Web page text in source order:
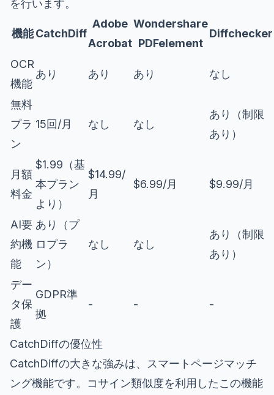
を行います。
機能 CatchDiff
Adobe
Acrobat
Wondershare
PDFelement
Diffchecker
OCR
機能
あり あり あり なし
無料
プラ
ン
15回/月 なし なし
あり（制限
あり）
月額
料金
$1.99（基
本プラン
より）
$14.99/
月
$6.99/月 $9.99/月
AI要
約機
能
あり（プ
ロプラ
ン）
なし なし
あり（制限
あり）
デー
タ保
護
GDPR準
拠
- - -
CatchDiffの優位性
CatchDiffの大きな強みは、スマートページマッチ
ング機能です。コサイン類似度を利用したこの機能